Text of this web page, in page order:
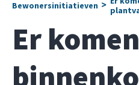
Bewonersinitiatieven >
Er komen